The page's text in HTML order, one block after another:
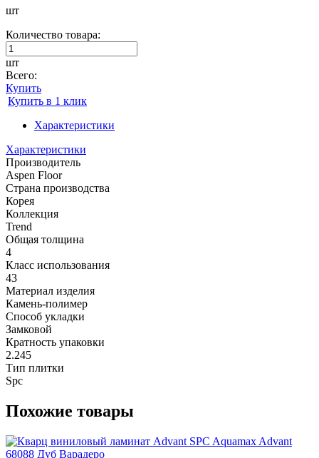
шт
Количество товара:
шт
Всего:
Купить
Купить в 1 клик
Характеристики
Характеристики
Производитель
Aspen Floor
Страна производства
Корея
Коллекция
Trend
Общая толщина
4
Класс использования
43
Материал изделия
Камень-полимер
Способ укладки
Замковой
Кратность упаковки
2.245
Тип плитки
Spc
Похожие товары